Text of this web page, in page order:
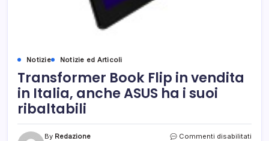
Notizie Notizie ed Articoli
Transformer Book Flip in vendita
in Italia, anche ASUS ha i suoi
ribaltabili
By Redazione
Commenti disabilitati